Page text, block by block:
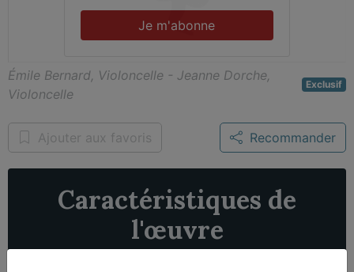
Je m'abonne
Émile Bernard, Violoncelle - Jeanne Dorche,
Violoncelle
Exclusif
Ajouter aux favoris Recommander
Caractéristiques de
l'œuvre